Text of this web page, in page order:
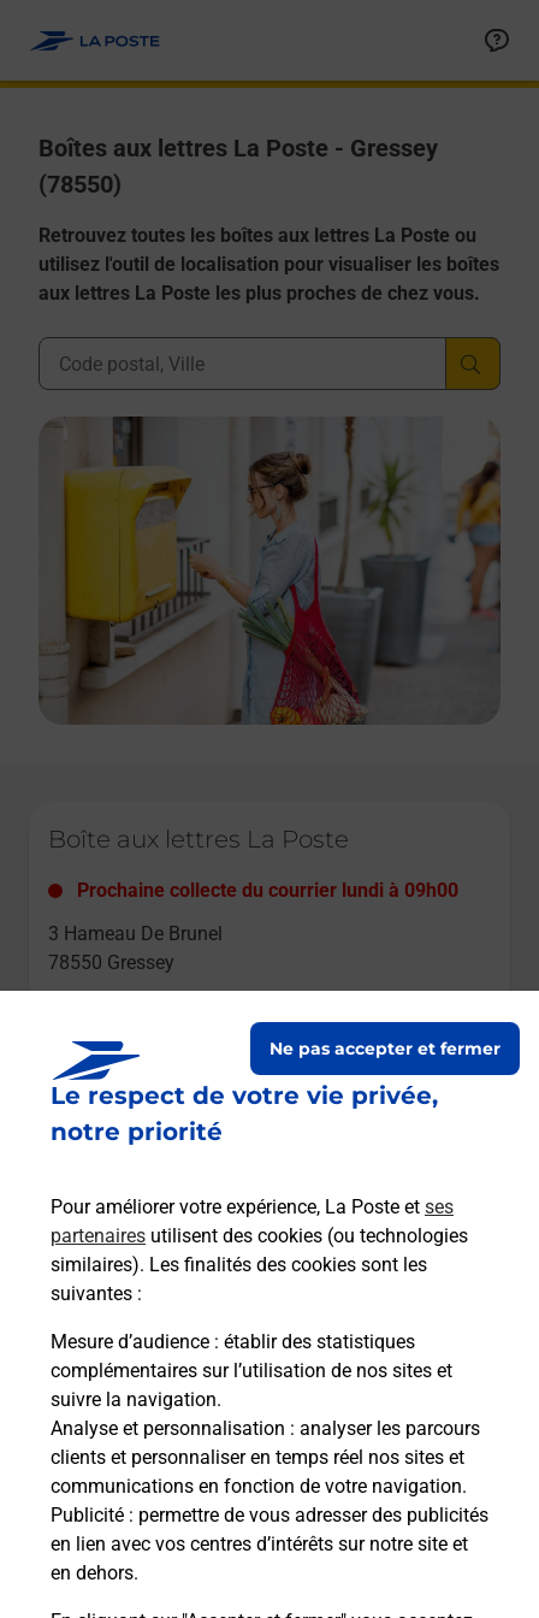
Le respect de votre vie privée,
notre priorité
Pour améliorer votre expérience, La Poste et ses
partenaires utilisent des cookies (ou technologies
similaires). Les finalités des cookies sont les
suivantes :
Mesure d’audience : établir des statistiques
complémentaires sur l’utilisation de nos sites et
suivre la navigation.
Analyse et personnalisation : analyser les parcours
clients et personnaliser en temps réel nos sites et
communications en fonction de votre navigation.
Publicité : permettre de vous adresser des publicités
en lien avec vos centres d’intérêts sur notre site et
en dehors.
Ne pas accepter et fermer
Boîtes aux lettres La Poste - Gressey
(78550)
Retrouvez toutes les boîtes aux lettres La Poste ou
utilisez l'outil de localisation pour visualiser les boîtes
aux lettres La Poste les plus proches de chez vous.
Ville, Département, Code Postal
Boîte aux lettres La Poste
Prochaine collecte du courrier lundi à 09h00
3 Hameau De Brunel
78550 Gressey
Boîte aux lettres La Poste
2 Rue Des Plantes
78550 Gressey
Le lien s'ouvre dans un nouvel onglet
Boîte aux lettres La Poste
Prochaine collecte du courrierlundià 09h00
7 Place De L Orme
78550 Gressey
Le lien s'ouvre dans un nouvel onglet